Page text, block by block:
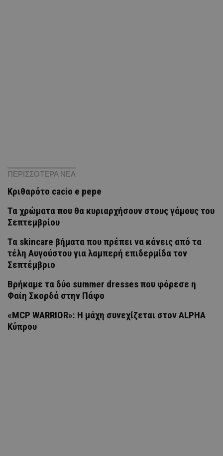
ΠΕΡΙΣΣΟΤΕΡΑ ΝΕΑ
Κριθαρότο cacio e pepe
Τα χρώματα που θα κυριαρχήσουν στους γάμους του
Σεπτεμβρίου
Τα skincare βήματα που πρέπει να κάνεις από τα
τέλη Αυγούστου για λαμπερή επιδερμίδα τον
Σεπτέμβριο
Βρήκαμε τα δύο summer dresses που φόρεσε η
Φαίη Σκορδά στην Πάφο
«MCP WARRIOR»: Η μάχη συνεχίζεται στον ALPHA
Κύπρου